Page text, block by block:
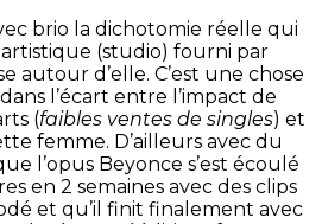
brio la dichotomie réelle qui
(studio) fourni par
autour d’elle. C’est une chose
l’écart entre l’impact de
(faibles ventes de singles) et
femme. D’ailleurs avec du
l’opus Beyonce s’est écoulé
en 2 semaines avec des clips
et qu’il finit finalement avec